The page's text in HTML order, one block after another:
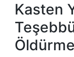
Kasten